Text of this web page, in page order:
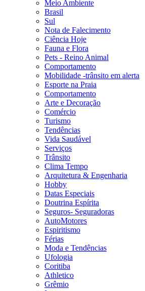
Meio Ambiente
Brasil
Sul
Nota de Falecimento
Ciência Hoje
Fauna e Flora
Pets - Reino Animal
Comportamento
Mobilidade -trânsito em alerta
Esporte na Praia
Comportamento
Arte e Decoração
Comércio
Turismo
Tendências
Vida Saudável
Serviços
Trânsito
Clima Tempo
Arquitetura & Engenharia
Hobby
Datas Especiais
Doutrina Espírita
Seguros- Seguradoras
AutoMotores
Espiritismo
Férias
Moda e Tendências
Ufologia
Coritiba
Athletico
Grêmio